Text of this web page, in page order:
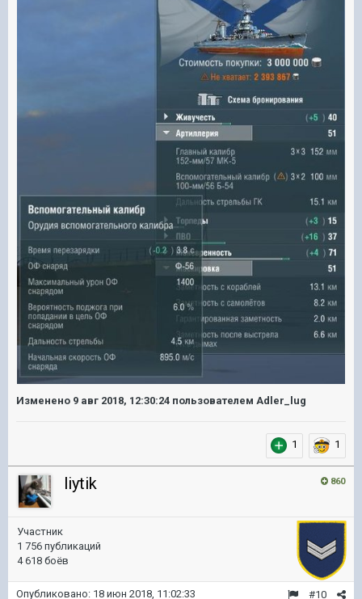
Изменено 9 авг 2018, 12:30:24 пользователем Adler_lug
1 1
860
liytik
Участник
1 756 публикаций
4 618 боёв
#10
Опубликовано: 18 июн 2018, 11:02:33